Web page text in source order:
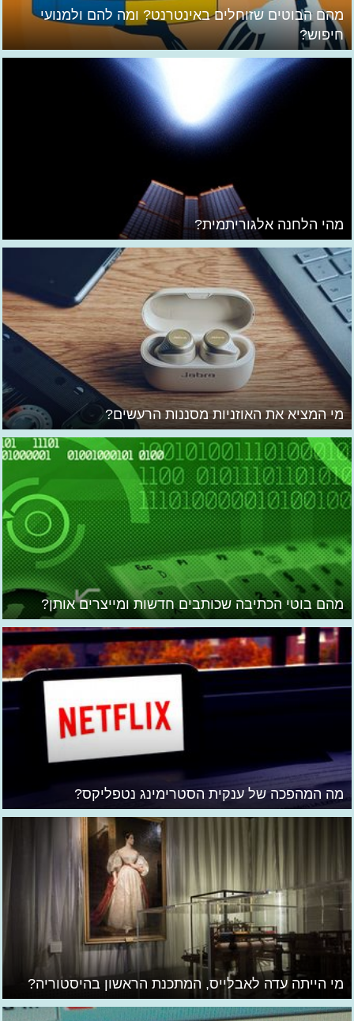
מהם הבוטים שזוחלים באינטרנט? ומה להם ולמנועי
חיפוש?
מהי הלחנה אלגוריתמית?
מי המציא את האוזניות מסננות הרעשים?
מהם בוטי הכתיבה שכותבים חדשות ומייצרים אותן?
מה המהפכה של ענקית הסטרימינג נטפליקס?
מי הייתה עדה לאבלייס, המתכנת הראשון בהיסטוריה?